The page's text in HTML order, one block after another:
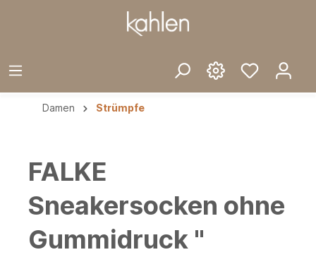
Damen Strümpfe
FALKE
Sneakersocken ohne
Gummidruck "